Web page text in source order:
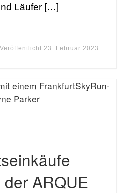
Läufer […]
Veröffentlicht23. Februar 2023
ARQUE